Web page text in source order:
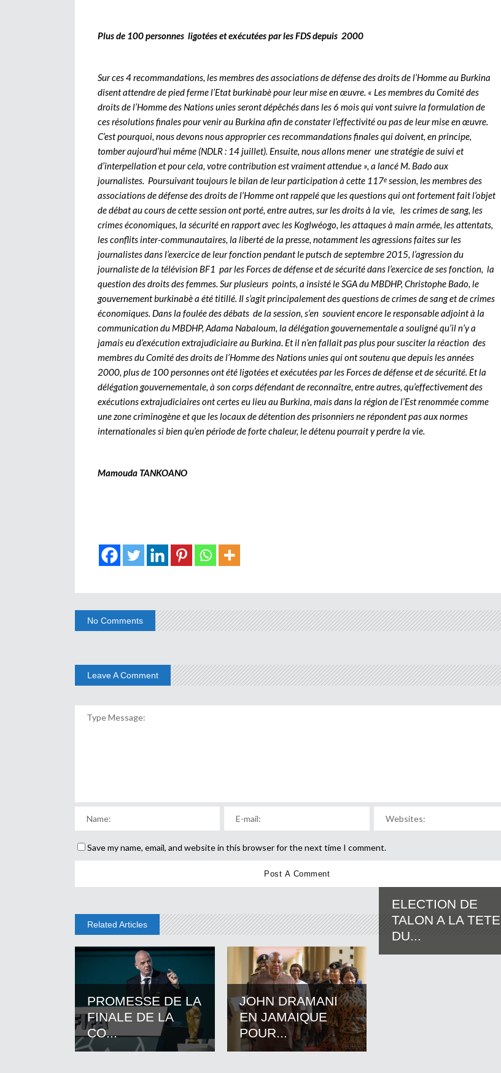
Plus de 100 personnes ligotées et exécutées par les FDS depuis 2000
Sur ces 4 recommandations, les membres des associations de défense des droits de l’Homme au Burkina
disent attendre de pied ferme l’Etat burkinabè pour leur mise en œuvre. « Les membres du Comité des
droits de l’Homme des Nations unies seront dépêchés dans les 6 mois qui vont suivre la formulation de
ces résolutions finales pour venir au Burkina afin de constater l’effectivité ou pas de leur mise en œuvre.
C’est pourquoi, nous devons nous approprier ces recommandations finales qui doivent, en principe,
tomber aujourd’hui même (NDLR : 14 juillet). Ensuite, nous allons mener une stratégie de suivi et
d’interpellation et pour cela, votre contribution est vraiment attendue », a lancé M. Bado aux
journalistes. Poursuivant toujours le bilan de leur participation à cette 117e session, les membres des
associations de défense des droits de l’Homme ont rappelé que les questions qui ont fortement fait l’objet
de débat au cours de cette session ont porté, entre autres, sur les droits à la vie, les crimes de sang, les
crimes économiques, la sécurité en rapport avec les Koglwéogo, les attaques à main armée, les attentats,
les conflits inter-communautaires, la liberté de la presse, notamment les agressions faites sur les
journalistes dans l’exercice de leur fonction pendant le putsch de septembre 2015, l’agression du
journaliste de la télévision BF1 par les Forces de défense et de sécurité dans l’exercice de ses fonction, la
question des droits des femmes. Sur plusieurs points, a insisté le SGA du MBDHP, Christophe Bado, le
gouvernement burkinabè a été titillé. Il s’agit principalement des questions de crimes de sang et de crimes
économiques. Dans la foulée des débats de la session, s’en souvient encore le responsable adjoint à la
communication du MBDHP, Adama Nabaloum, la délégation gouvernementale a souligné qu’il n’y a
jamais eu d’exécution extrajudiciaire au Burkina. Et il n’en fallait pas plus pour susciter la réaction des
membres du Comité des droits de l’Homme des Nations unies qui ont soutenu que depuis les années
2000, plus de 100 personnes ont été ligotées et exécutées par les Forces de défense et de sécurité. Et la
délégation gouvernementale, à son corps défendant de reconnaître, entre autres, qu’effectivement des
exécutions extrajudiciaires ont certes eu lieu au Burkina, mais dans la région de l’Est renommée comme
une zone criminogène et que les locaux de détention des prisonniers ne répondent pas aux normes
internationales si bien qu’en période de forte chaleur, le détenu pourrait y perdre la vie.
Mamouda TANKOANO
No Comments
Leave A Comment
Save my name, email, and website in this browser for the next time I comment.
Related Articles
PROMESSE DE LA
FINALE DE LA
CO...
JOHN DRAMANI
EN JAMAIQUE
POUR...
ELECTION DE
TALON A LA TETE
DU...